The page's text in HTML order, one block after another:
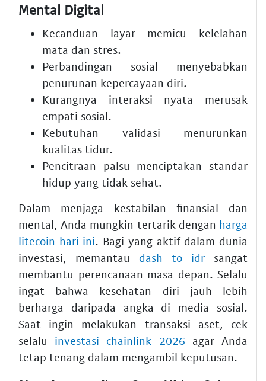
Mental Digital
Kecanduan layar memicu kelelahan
mata dan stres.
Perbandingan sosial menyebabkan
penurunan kepercayaan diri.
Kurangnya interaksi nyata merusak
empati sosial.
Kebutuhan validasi menurunkan
kualitas tidur.
Pencitraan palsu menciptakan standar
hidup yang tidak sehat.
Dalam menjaga kestabilan finansial dan
mental, Anda mungkin tertarik dengan harga
litecoin hari ini. Bagi yang aktif dalam dunia
investasi, memantau dash to idr sangat
membantu perencanaan masa depan. Selalu
ingat bahwa kesehatan diri jauh lebih
berharga daripada angka di media sosial.
Saat ingin melakukan transaksi aset, cek
selalu investasi chainlink 2026 agar Anda
tetap tenang dalam mengambil keputusan.